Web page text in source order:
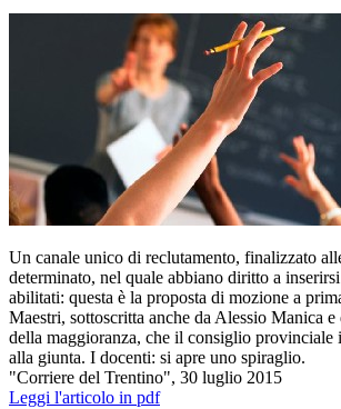
Un canale unico di reclutamento, finalizzato
determinato, nel quale abbiano diritto a
abilitati: questa è la proposta di mozione a
Maestri, sottoscritta anche da Alessio Manica
della maggioranza, che il consiglio provinciale
alla giunta. I docenti: si apre uno spiraglio.
"Corriere del Trentino", 30 luglio 2015
Leggi l'articolo in pdf